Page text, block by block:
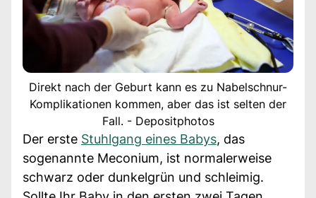
Direkt nach der Geburt kann es zu Nabelschnur-
Komplikationen kommen, aber das ist selten der
Fall. - Depositphotos
Der erste Stuhlgang eines Babys, das
sogenannte Meconium, ist normalerweise
schwarz oder dunkelgrün und schleimig.